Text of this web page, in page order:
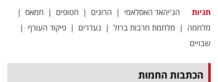
תגיות הג'יהאד האסלאמי | הרוגים | חטופים | חמאס |
מלחמה | מלחמת חרבות ברזל | נעדרים | פיקוד העורף |
שבויים
הכתבות החמות